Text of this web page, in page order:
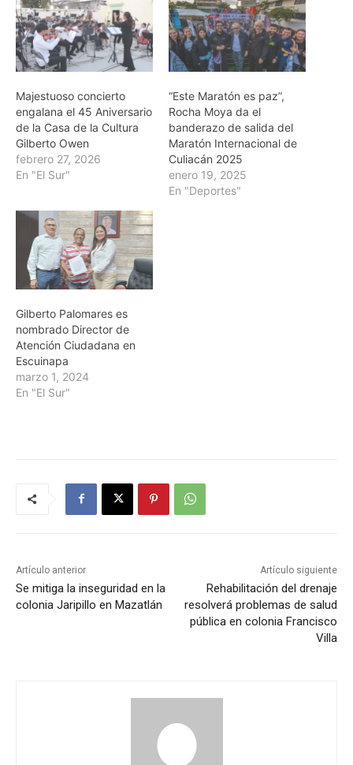
Majestuoso concierto
engalana el 45 Aniversario
de la Casa de la Cultura
Gilberto Owen
febrero 27, 2026
En "El Sur"
“Este Maratón es paz”,
Rocha Moya da el
banderazo de salida del
Maratón Internacional de
Culiacán 2025
enero 19, 2025
En "Deportes"
Gilberto Palomares es
nombrado Director de
Atención Ciudadana en
Escuinapa
marzo 1, 2024
En "El Sur"
Artículo anterior
Se mitiga la inseguridad en la
colonia Jaripillo en Mazatlán
Artículo siguiente
Rehabilitación del drenaje
resolverá problemas de salud
pública en colonia Francisco
Villa